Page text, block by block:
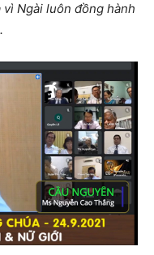
Ngài luôn đồng hành